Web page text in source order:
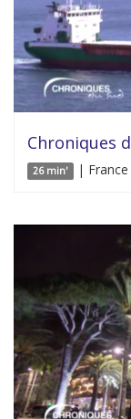
Chroniques
26 min' | France